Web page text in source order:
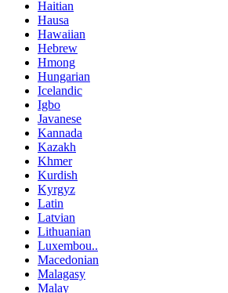
Haitian
Hausa
Hawaiian
Hebrew
Hmong
Hungarian
Icelandic
Igbo
Javanese
Kannada
Kazakh
Khmer
Kurdish
Kyrgyz
Latin
Latvian
Lithuanian
Luxembou..
Macedonian
Malagasy
Malay